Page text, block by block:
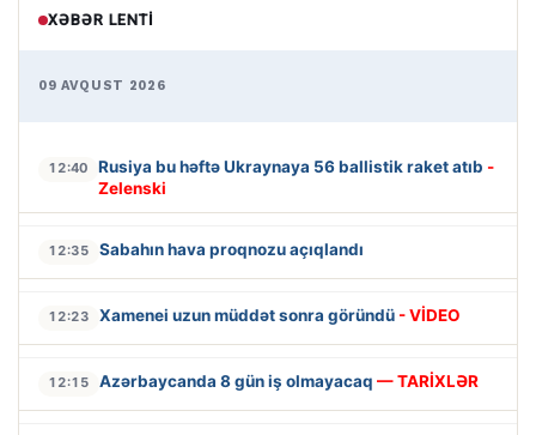
XƏBƏR LENTI
09 AVQUST 2026
12:40 Rusiya bu həftə Ukraynaya 56 ballistik raket atıb -
Zelenski
12:35 Sabahın hava proqnozu açıqlandı
12:23 Xamenei uzun müddət sonra göründü - VİDEO
12:15 Azərbaycanda 8 gün iş olmayacaq — TARİXLƏR